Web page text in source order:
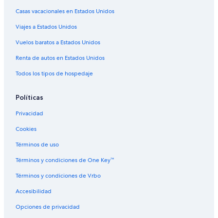
Hoteles cerca de Centro comercial Al Reem Mall
Casas de huéspedes en Isla Saadiyat
Resorts en Isla Saadiyat
Hostales en Isla Saadiyat
Casas vacacionales en Estados Unidos
Viajes a Estados Unidos
Vuelos baratos a Estados Unidos
Renta de autos en Estados Unidos
Todos los tipos de hospedaje
Políticas
Privacidad
Cookies
Términos de uso
Términos y condiciones de One Key™
Términos y condiciones de Vrbo
Accesibilidad
Opciones de privacidad